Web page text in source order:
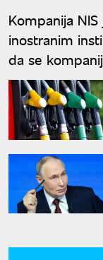
Kompanija
inostranim
da se